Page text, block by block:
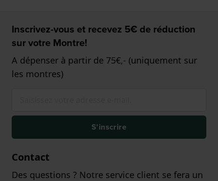
Inscrivez-vous et recevez 5€ de réduction
sur votre Montre!
A dépenser à partir de 75€,- (uniquement sur
les montres)
S'inscrire
Contact
Des questions ? Notre service client se fera un